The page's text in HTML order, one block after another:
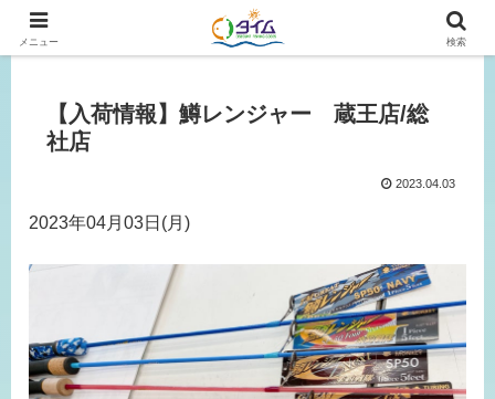
広島、岡山の釣り情報はタイムにおまかせ！
【入荷情報】鱒レンジャー 蔵王店/総
社店
2023.04.03
2023年04月03日(月)
メニュー 検索